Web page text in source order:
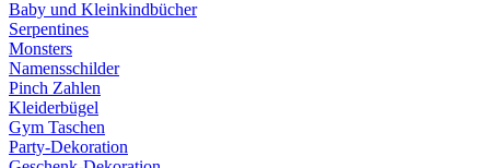
Baby und Kleinkindbücher
Serpentines
Monsters
Namensschilder
Pinch Zahlen
Kleiderbügel
Gym Taschen
Party-Dekoration